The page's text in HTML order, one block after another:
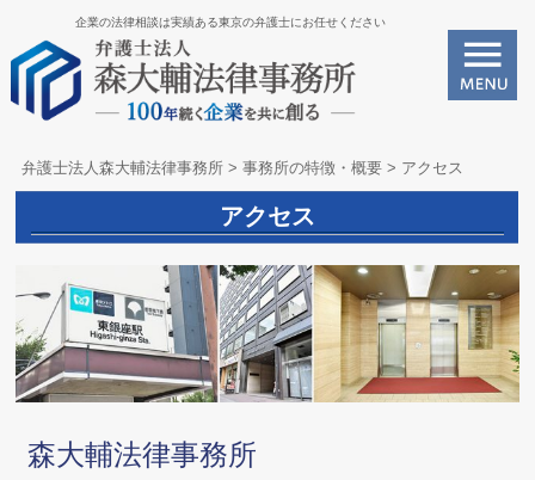
企業の法律相談は実績ある東京の弁護士にお任せください
弁護士法人森大輔法律事務所 >事務所の特徴・概要 > アクセス
アクセス
森大輔法律事務所